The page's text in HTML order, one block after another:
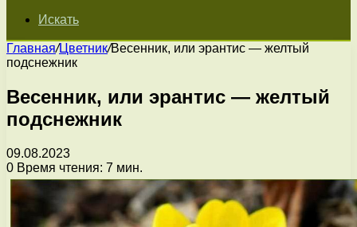
Искать
Главная/Цветник/Весенник, или эрантис — желтый
подснежник
Весенник, или эрантис — желтый
подснежник
09.08.2023
0 Время чтения: 7 мин.